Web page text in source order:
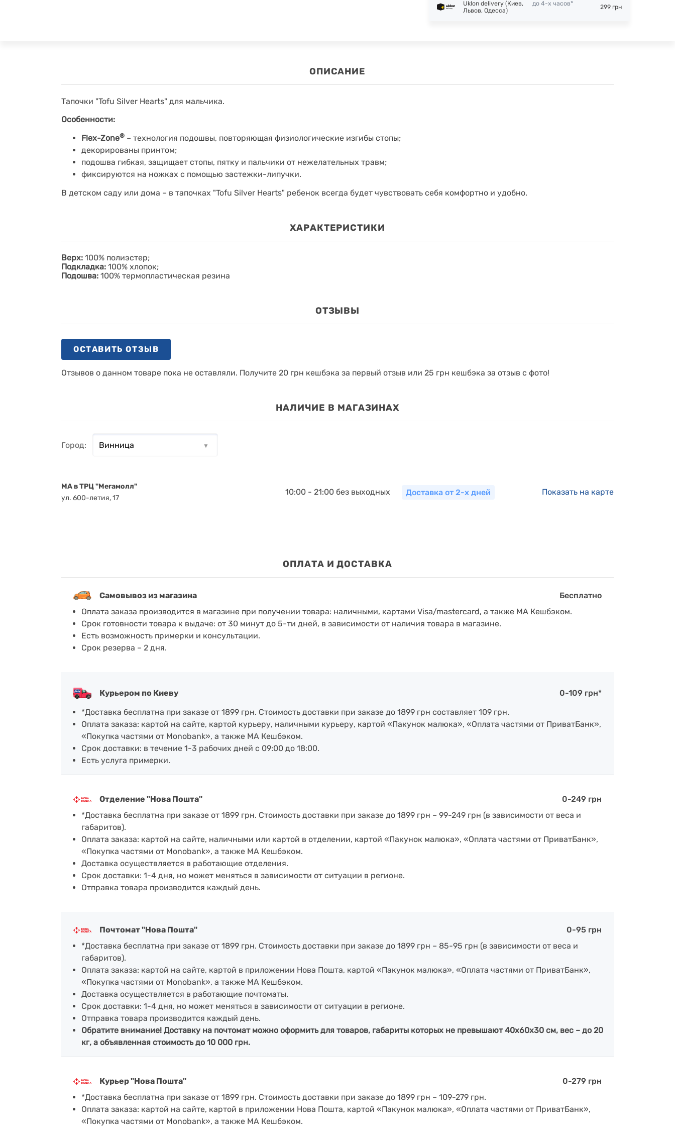
Uklon delivery (Киев,
Львов, Одесса)
до 4-х часов* 299 грн
ОПИСАНИЕ
Тапочки "Tofu Silver Hearts" для мальчика.
Особенности:
Flex-Zone® – технология подошвы, повторяющая физиологические изгибы стопы;
декорированы принтом;
подошва гибкая, защищает стопы, пятку и пальчики от нежелательных травм;
фиксируются на ножках с помощью застежки-липучки.
В детском саду или дома – в тапочках "Tofu Silver Hearts" ребенок всегда будет чувствовать себя комфортно и удобно.
ХАРАКТЕРИСТИКИ
Верх: 100% полиэстер;
Подкладка: 100% хлопок;
Подошва: 100% термопластическая резина
ОТЗЫВЫ
ОСТАВИТЬ ОТЗЫВ
Отзывов о данном товаре пока не оставляли. Получите 20 грн кешбэка за первый отзыв или 25 грн кешбэка за отзыв с фото!
НАЛИЧИЕ В МАГАЗИНАХ
Город:
MA в ТРЦ "Мегамолл"
ул. 600-летия, 17
10:00 - 21:00 без выходных Доставка от 2-х дней Показать на карте
ОПЛАТА И ДОСТАВКА
Самовывоз из магазина
Бесплатно
Оплата заказа производится в магазине при получении товара: наличными, картами Visa/mastercard, а также МА Кешбэком.
Срок готовности товара к выдаче: от 30 минут до 5-ти дней, в зависимости от наличия товара в магазине.
Есть возможность примерки и консультации.
Срок резерва – 2 дня.
Курьером по Киеву
0-109 грн*
*Доставка бесплатна при заказе от 1899 грн. Стоимость доставки при заказе до 1899 грн составляет 109 грн.
Оплата заказа: картой на сайте, картой курьеру, наличными курьеру, картой «Пакунок малюка», «Оплата частями от ПриватБанк»,
«Покупка частями от Monobank», а также МА Кешбэком.
Срок доставки: в течение 1-3 рабочих дней с 09:00 до 18:00.
Есть услуга примерки.
Отделение "Нова Пошта"
0-249 грн
*Доставка бесплатна при заказе от 1899 грн. Стоимость доставки при заказе до 1899 грн – 99-249 грн (в зависимости от веса и
габаритов).
Оплата заказа: картой на сайте, наличными или картой в отделении, картой «Пакунок малюка», «Оплата частями от ПриватБанк»,
«Покупка частями от Monobank», а также МА Кешбэком.
Доставка осуществляется в работающие отделения.
Срок доставки: 1-4 дня, но может меняться в зависимости от ситуации в регионе.
Отправка товара производится каждый день.
Почтомат "Нова Пошта"
0-95 грн
*Доставка бесплатна при заказе от 1899 грн. Стоимость доставки при заказе до 1899 грн – 85-95 грн (в зависимости от веса и
габаритов).
Оплата заказа: картой на сайте, картой в приложении Нова Пошта, картой «Пакунок малюка», «Оплата частями от ПриватБанк»,
«Покупка частями от Monobank», а также МА Кешбэком.
Доставка осуществляется в работающие почтоматы.
Срок доставки: 1-4 дня, но может меняться в зависимости от ситуации в регионе.
Отправка товара производится каждый день.
Обратите внимание! Доставку на почтомат можно оформить для товаров, габариты которых не превышают 40х60х30 см, вес – до 20
кг, а объявленная стоимость до 10 000 грн.
Курьер "Нова Пошта"
0-279 грн
*Доставка бесплатна при заказе от 1899 грн. Стоимость доставки при заказе до 1899 грн – 109-279 грн.
Оплата заказа: картой на сайте, картой в приложении Нова Пошта, картой «Пакунок малюка», «Оплата частями от ПриватБанк»,
«Покупка частями от Monobank», а также МА Кешбэком.